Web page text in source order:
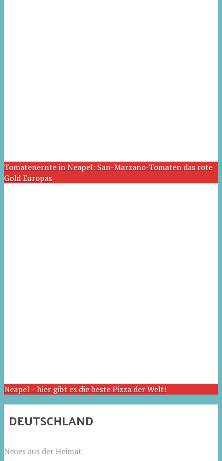
Tomatenernte in Neapel: San-Marzano-Tomaten das rote
Gold Europas
Neapel – hier gibt es die beste Pizza der Welt!
DEUTSCHLAND
Neues aus der Heimat